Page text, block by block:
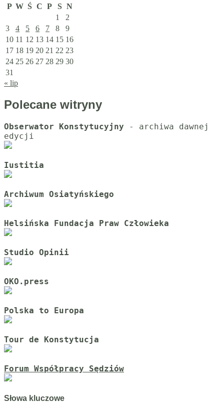
P W Ś C P S N
1
2
3
4 5 6 7 8
9
10 11 12 13 14 15 16
17 18 19 20 21 22 23
24 25 26 27 28 29 30
31
« lip
Polecane witryny
Obserwator Konstytucyjny - archiwa dawnej
Iustitia
Archiwum Osiatyńskiego
Helsińska Fundacja Praw Człowieka
Studio Opinii
OKO.press
Polska to Europa
Tour de Konstytucja
Forum Współpracy Sędziów
Słowa kluczowe